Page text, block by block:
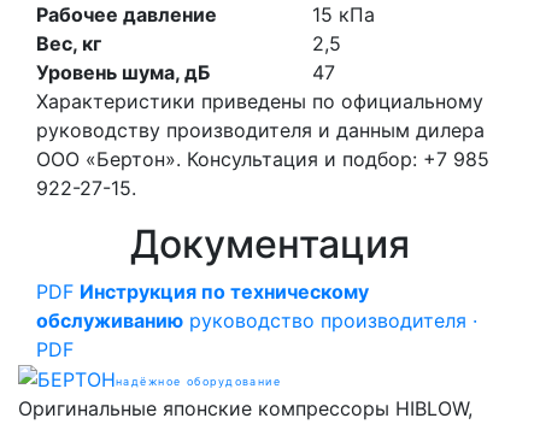
Рабочее давление
15 кПа
Вес, кг
2,5
Уровень шума, дБ
47
Характеристики приведены по официальному
руководству производителя и данным дилера
ООО «Бертон». Консультация и подбор: +7 985
922-27-15.
Документация
PDF Инструкция по техническому
обслуживанию руководство производителя ·
PDF
надёжное оборудование
Оригинальные японские компрессоры HIBLOW,